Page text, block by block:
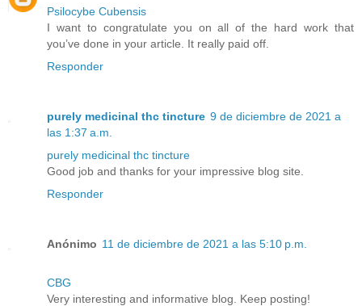
Psilocybe Cubensis
I want to congratulate you on all of the hard work that
you’ve done in your article. It really paid off.
Responder
purely medicinal thc tincture 9 de diciembre de 2021 a
las 1:37 a.m.
purely medicinal thc tincture
Good job and thanks for your impressive blog site.
Responder
Anónimo 11 de diciembre de 2021 a las 5:10 p.m.
CBG
Very interesting and informative blog. Keep posting!